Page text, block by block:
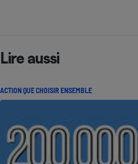
Lire aussi
ACTION QUE CHOISIR ENSEMBLE